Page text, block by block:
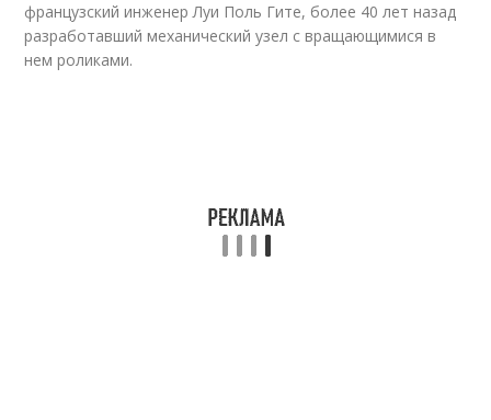
французский инженер Луи Поль Гите, более 40 лет назад
разработавший механический узел с вращающимися в
нем роликами.